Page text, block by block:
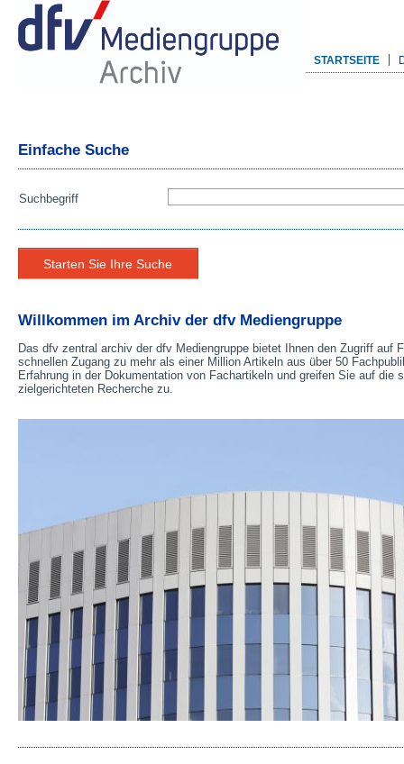
STARTSEITE
Einfache Suche
Suchbegriff
Willkommen im Archiv der dfv Mediengruppe
Das dfv zentral archiv der dfv Mediengruppe bietet Ihnen den Zugriff auf
schnellen Zugang zu mehr als einer Million Artikeln aus über 50
Erfahrung in der Dokumentation von Fachartikeln und greifen Sie auf die
zielgerichteten Recherche zu.